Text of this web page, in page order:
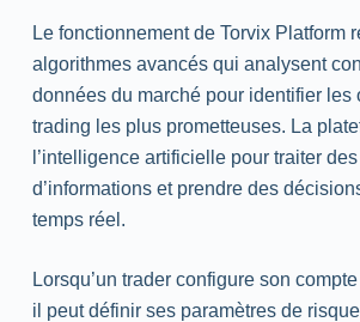
Le fonctionnement de Torvix Platform
algorithmes avancés qui analysent
données du marché pour identifier les
trading les plus prometteuses. La
l’intelligence artificielle pour traiter
d’informations et prendre des
temps réel.
Lorsqu’un trader configure son
il peut définir ses paramètres de